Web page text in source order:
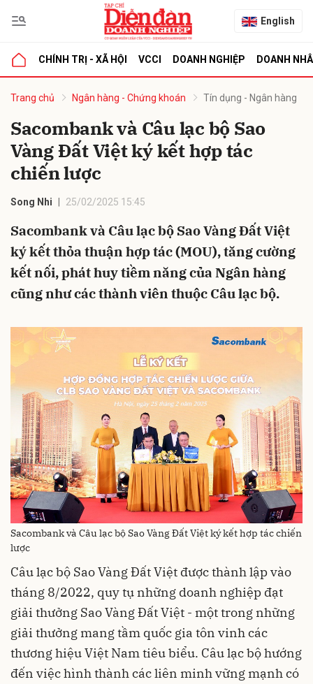
English
CHÍNH TRỊ - XÃ HỘI VCCI DOANH NGHIỆP DOANH
Trang chủ Ngân hàng - Chứng khoán Tín dụng - Ngân hàng
Sacombank và Câu lạc bộ Sao
Vàng Đất Việt ký kết hợp tác
chiến lược
Song Nhi 25/02/2025 15:45
Sacombank và Câu lạc bộ Sao Vàng Đất Việt
ký kết thỏa thuận hợp tác (MOU), tăng cường
kết nối, phát huy tiềm năng của Ngân hàng
cũng như các thành viên thuộc Câu lạc bộ.
Sacombank và Câu lạc bộ Sao Vàng Đất Việt ký kết hợp tác chiến
lược
Câu lạc bộ Sao Vàng Đất Việt được thành lập vào
tháng 8/2022, quy tụ những doanh nghiệp đạt
giải thưởng Sao Vàng Đất Việt - một trong những
giải thưởng mang tầm quốc gia tôn vinh các
thương hiệu Việt Nam tiêu biểu. Câu lạc bộ hướng
đến việc hình thành các liên minh vững mạnh có
luận
Hủy